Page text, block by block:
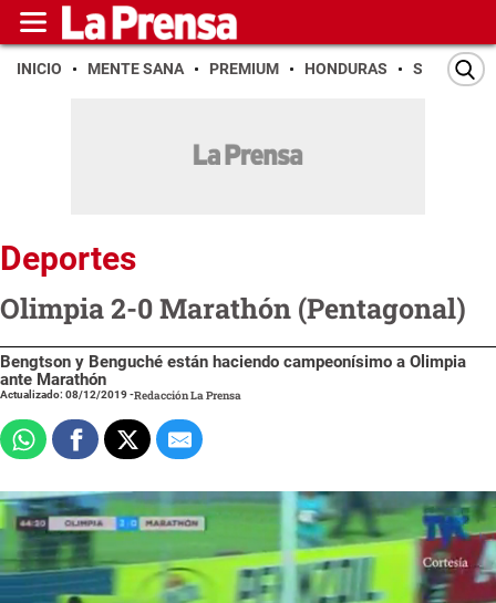
INICIO MENTE SANA PREMIUM HONDURAS SAN PEDRO
Deportes
Olimpia 2-0 Marathón (Pentagonal)
Bengtson y Benguché están haciendo campeonísimo a Olimpia
ante Marathón
Actualizado: 08/12/2019-Redacción La Prensa